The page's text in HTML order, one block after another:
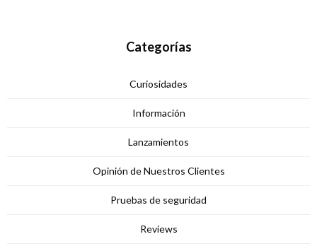
Categorías
Curiosidades
Información
Lanzamientos
Opinión de Nuestros Clientes
Pruebas de seguridad
Reviews